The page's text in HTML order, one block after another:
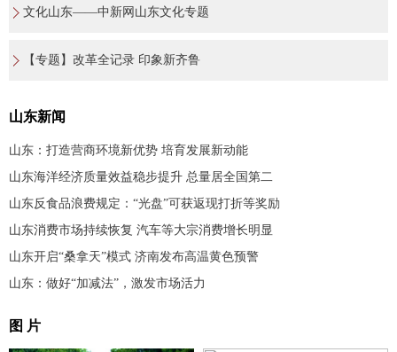
文化山东——中新网山东文化专题
【专题】改革全记录 印象新齐鲁
山东新闻
山东：打造营商环境新优势 培育发展新动能
山东海洋经济质量效益稳步提升 总量居全国第二
山东反食品浪费规定：“光盘”可获返现打折等奖励
山东消费市场持续恢复 汽车等大宗消费增长明显
山东开启“桑拿天”模式 济南发布高温黄色预警
山东：做好“加减法”，激发市场活力
图 片